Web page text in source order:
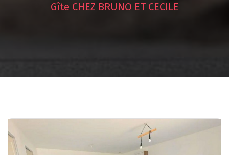
Gîte CHEZ BRUNO ET CECILE